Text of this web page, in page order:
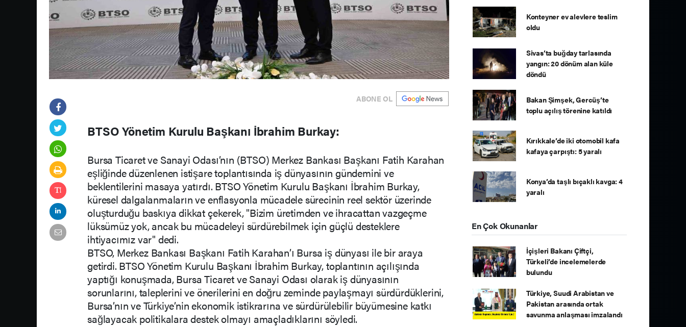
ABONE OL
BTSO Yönetim Kurulu Başkanı İbrahim Burkay:
Bursa Ticaret ve Sanayi Odası’nın (BTSO) Merkez Bankası Başkanı Fatih Karahan
eşliğinde düzenlenen istişare toplantısında iş dünyasının gündemini ve
beklentilerini masaya yatırdı. BTSO Yönetim Kurulu Başkanı İbrahim Burkay,
küresel dalgalanmaların ve enflasyonla mücadele sürecinin reel sektör üzerinde
oluşturduğu baskıya dikkat çekerek, "Bizim üretimden ve ihracattan vazgeçme
lüksümüz yok, ancak bu mücadeleyi sürdürebilmek için güçlü desteklere
ihtiyacımız var" dedi.
BTSO, Merkez Bankası Başkanı Fatih Karahan’ı Bursa iş dünyası ile bir araya
getirdi. BTSO Yönetim Kurulu Başkanı İbrahim Burkay, toplantının açılışında
yaptığı konuşmada, Bursa Ticaret ve Sanayi Odası olarak iş dünyasının
sorunlarını, taleplerini ve önerilerini en doğru zeminde paylaşmayı sürdürdüklerini,
Bursa’nın ve Türkiye’nin ekonomik istikrarına ve sürdürülebilir büyümesine katkı
sağlayacak politikalara destek olmayı amaçladıklarını söyledi.
Konteyner ev alevlere teslim
oldu
Sivas’ta buğday tarlasında
yangın: 20 dönüm alan küle
döndü
Bakan Şimşek, Gercüş’te
toplu açılış törenine katıldı
Kırıkkale’de iki otomobil kafa
kafaya çarpıştı: 5 yaralı
Konya’da taşlı bıçaklı kavga: 4
yaralı
En Çok Okunanlar
İçişleri Bakanı Çiftçi,
Türkeli’de incelemelerde
bulundu
Türkiye, Suudi Arabistan ve
Pakistan arasında ortak
savunma anlaşması imzalandı